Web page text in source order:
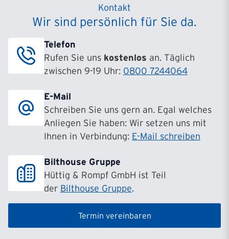
Kontakt
Wir sind persönlich für Sie da.
Telefon
Rufen Sie uns kostenlos an. Täglich
zwischen 9-19 Uhr: 0800 7244064
E-Mail
Schreiben Sie uns gern an. Egal welches
Anliegen Sie haben: Wir setzen uns mit
Ihnen in Verbindung: E-Mail schreiben
Bilthouse Gruppe
Hüttig & Rompf GmbH ist Teil
der Bilthouse Gruppe.
Termin vereinbaren